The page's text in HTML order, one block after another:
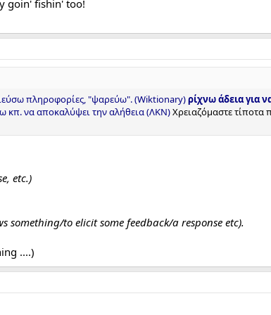
goin' fishin' too!
πληροφορίες, "ψαρεύω". (Wiktionary)ρίχνω άδεια για
κπ. να αποκαλύψει την αλήθεια (ΛΚΝ)Χρειαζόμαστε τίποτα
etc.)
to elicit some feedback/a response etc).
....)